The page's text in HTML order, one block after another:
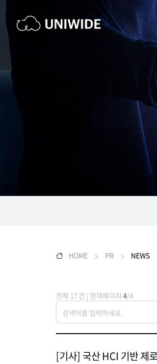
HOME PR NEWS
전체 17 건 | 현재페이지 4/4
[기사] 국산 HCI 기반 제